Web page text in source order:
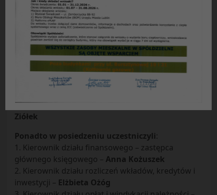
Protokół Nr 32
z posiedzenia Zarządu Spółdzielni
Mieszkaniowej „Czuby” w Lublinie odbytego
w dniu 19.08.2008 r.
Obecni:
Prezes Zarządu –Ryszard Burski
Zastępca Prezesa ds. eksploatacyjnych –
Zastępca Prezesa – Główny Księgowy –
Ziółek
Ponadto w posiedzeniu uczestniczyli:
1. Kierownik działu finansowego – zastępca
głównego księgowego – Anna Kożuszek
2. Kierownik działu rozliczeń wkładów, kredytów i
inwestycji – Elżbieta Ożóg